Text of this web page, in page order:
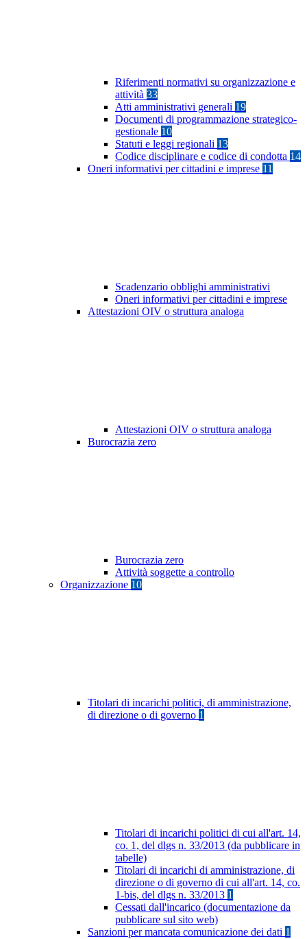
Riferimenti normativi su organizzazione e
attività 33
Atti amministrativi generali 19
Documenti di programmazione strategico-
gestionale 10
Statuti e leggi regionali 13
Codice disciplinare e codice di condotta 14
Oneri informativi per cittadini e imprese 11
Scadenzario obblighi amministrativi
Oneri informativi per cittadini e imprese
Attestazioni OIV o struttura analoga
Attestazioni OIV o struttura analoga
Burocrazia zero
Burocrazia zero
Attività soggette a controllo
Organizzazione 10
Titolari di incarichi politici, di amministrazione,
di direzione o di governo 1
Titolari di incarichi politici di cui all'art. 14,
co. 1, del dlgs n. 33/2013 (da pubblicare in
tabelle)
Titolari di incarichi di amministrazione, di
direzione o di governo di cui all'art. 14, co.
1-bis, del dlgs n. 33/2013 1
Cessati dall'incarico (documentazione da
pubblicare sul sito web)
Sanzioni per mancata comunicazione dei dati 1